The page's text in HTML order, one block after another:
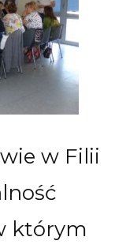
w Filii
którym